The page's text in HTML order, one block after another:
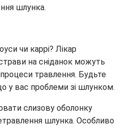
шлунка.
чи каррі? Лікар
на сніданок можуть
травлення. Будьте
у вас проблеми зі шлунком.
слизову оболонку
шлунка. Особливо